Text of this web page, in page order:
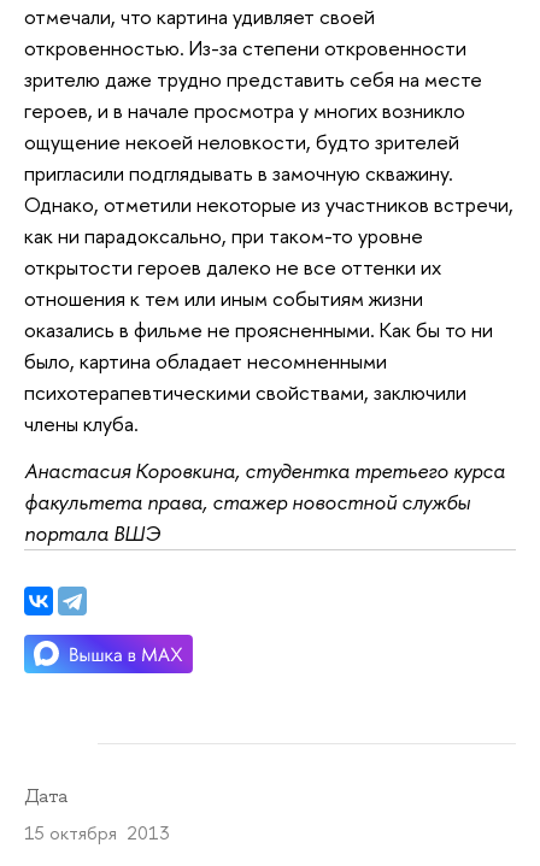
отмечали, что картина удивляет своей
откровенностью. Из-за степени откровенности
зрителю даже трудно представить себя на месте
героев, и в начале просмотра у многих возникло
ощущение некоей неловкости, будто зрителей
пригласили подглядывать в замочную скважину.
Однако, отметили некоторые из участников встречи,
как ни парадоксально, при таком-то уровне
открытости героев далеко не все оттенки их
отношения к тем или иным событиям жизни
оказались в фильме не проясненными. Как бы то ни
было, картина обладает несомненными
психотерапевтическими свойствами, заключили
члены клуба.
Анастасия Коровкина, студентка третьего курса
факультета права, стажер новостной службы
портала ВШЭ
Дата
15 октября 2013